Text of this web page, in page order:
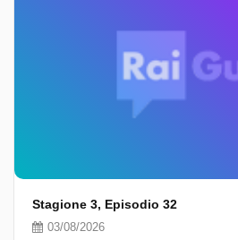
Stagione 3, Episodio 32
03/08/2026